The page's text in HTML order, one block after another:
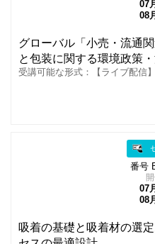
07
08
グローバル「小売・流通
と包装に関する環境政策
受講可能な形式：【ライブ配信
番号
07
08
吸着の基礎と吸着材の選